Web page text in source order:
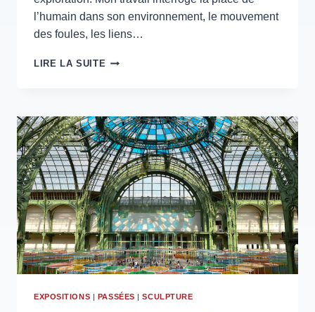
l’humain dans son environnement, le mouvement
des foules, les liens…
LIRE LA SUITE LILLE
13>18
MARS
2025
–
LILLE
EXPOSITIONS | PASSÉES |SCULPTURE